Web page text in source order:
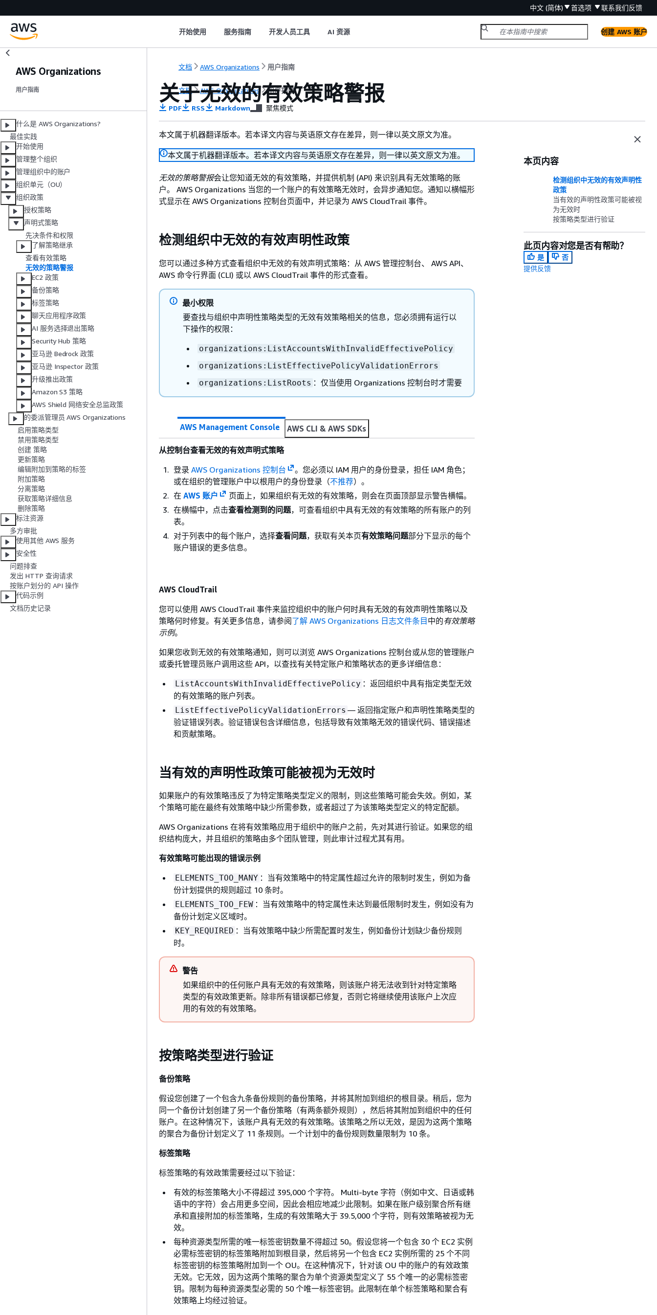
中文 (简体) 首选项 联系我们反馈
开始使用 服务指南 开发人员工具 AI 资源 创建 AWS 账户
AWS Organizations
用户指南
什么是 AWS Organizations?
最佳实践
开始使用
管理整个组织
管理组织中的账户
组织单元（OU）
组织政策
授权策略
声明式策略
先决条件和权限
了解策略继承
查看有效策略
无效的策略警报
EC2 政策
备份策略
标签策略
聊天应用程序政策
AI 服务选择退出策略
Security Hub 策略
亚马逊 Bedrock 政策
亚马逊 Inspector 政策
升级推出政策
Amazon S3 策略
AWS Shield 网络安全总监政策
的委派管理员 AWS Organizations
启用策略类型
禁用策略类型
创建 策略
更新策略
编辑附加到策略的标签
附加策略
分离策略
获取策略详细信息
删除策略
标注资源
多方审批
使用其他 AWS 服务
安全性
问题排查
发出 HTTP 查询请求
按账户划分的 API 操作
代码示例
文档历史记录
文档 AWS Organizations 用户指南
文档 AWS Organizations 用户指南
关于无效的有效策略警报
PDF RSS Markdown 聚焦模式
本文属于机器翻译版本。若本译文内容与英语原文存在差异，则一律以英文原文为准。
本文属于机器翻译版本。若本译文内容与英语原文存在差异，则一律以英文原文为准。
无效的策略警报会让您知道无效的有效策略，并提供机制 (API) 来识别具有无效策略的账
户。 AWS Organizations 当您的一个账户的有效策略无效时，会异步通知您。通知以横幅形
式显示在 AWS Organizations 控制台页面中，并记录为 AWS CloudTrail 事件。
检测组织中无效的有效声明性政策
您可以通过多种方式查看组织中无效的有效声明式策略：从 AWS 管理控制台、 AWS API、
AWS 命令行界面 (CLI) 或以 AWS CloudTrail 事件的形式查看。
最小权限
要查找与组织中声明性策略类型的无效有效策略相关的信息，您必须拥有运行以
下操作的权限：
organizations:ListAccountsWithInvalidEffectivePolicy
organizations:ListEffectivePolicyValidationErrors
organizations:ListRoots ：仅当使用 Organizations 控制台时才需要
AWS Management Console AWS CLI & AWS SDKs
从控制台查看无效的有效声明式策略
登录 AWS Organizations 控制台
。您必须以 IAM 用户的身份登录，担任 IAM 角色；
或在组织的管理账户中以根用户的身份登录（不推荐）。
在 AWS 账户
页面上，如果组织有无效的有效策略，则会在页面顶部显示警告横幅。
在横幅中，点击查看检测到的问题，可查看组织中具有无效的有效策略的所有账户的列
表。
对于列表中的每个账户，选择查看问题，获取有关本页有效策略问题部分下显示的每个
账户错误的更多信息。
AWS CloudTrail
您可以使用 AWS CloudTrail 事件来监控组织中的账户何时具有无效的有效声明性策略以及
策略何时修复。有关更多信息，请参阅了解 AWS Organizations 日志文件条目中的有效策略
示例。
如果您收到无效的有效策略通知，则可以浏览 AWS Organizations 控制台或从您的管理账户
或委托管理员账户调用这些 API，以查找有关特定账户和策略状态的更多详细信息：
ListAccountsWithInvalidEffectivePolicy ：返回组织中具有指定类型无效
的有效策略的账户列表。
ListEffectivePolicyValidationErrors — 返回指定账户和声明性策略类型的
验证错误列表。验证错误包含详细信息，包括导致有效策略无效的错误代码、错误描述
和贡献策略。
当有效的声明性政策可能被视为无效时
如果账户的有效策略违反了为特定策略类型定义的限制，则这些策略可能会失效。例如，某
个策略可能在最终有效策略中缺少所需参数，或者超过了为该策略类型定义的特定配额。
AWS Organizations 在将有效策略应用于组织中的账户之前，先对其进行验证。如果您的组
织结构庞大，并且组织的策略由多个团队管理，则此审计过程尤其有用。
有效策略可能出现的错误示例
ELEMENTS_TOO_MANY ：当有效策略中的特定属性超过允许的限制时发生，例如为备
份计划提供的规则超过 10 条时。
ELEMENTS_TOO_FEW ：当有效策略中的特定属性未达到最低限制时发生，例如没有为
备份计划定义区域时。
KEY_REQUIRED ：当有效策略中缺少所需配置时发生，例如备份计划缺少备份规则
时。
警告
如果组织中的任何账户具有无效的有效策略，则该账户将无法收到针对特定策略
类型的有效政策更新。除非所有错误都已修复，否则它将继续使用该账户上次应
用的有效的有效策略。
按策略类型进行验证
备份策略
假设您创建了一个包含九条备份规则的备份策略，并将其附加到组织的根目录。稍后，您为
同一个备份计划创建了另一个备份策略（有两条额外规则），然后将其附加到组织中的任何
账户。在这种情况下，该账户具有无效的有效策略。该策略之所以无效，是因为这两个策略
的聚合为备份计划定义了 11 条规则。一个计划中的备份规则数量限制为 10 条。
标签策略
标签策略的有效政策需要经过以下验证：
有效的标签策略大小不得超过 395,000 个字符。 Multi-byte 字符（例如中文、日语或韩
语中的字符）会占用更多空间，因此会相应地减少此限制。如果在账户级别聚合所有继
承和直接附加的标签策略，生成的有效策略大于 39.5,000 个字符，则有效策略被视为无
效。
每种资源类型所需的唯一标签密钥数量不得超过 50。假设您将一个包含 30 个 EC2 实例
必需标签密钥的标签策略附加到根目录，然后将另一个包含 EC2 实例所需的 25 个不同
标签密钥的标签策略附加到一个 OU。在这种情况下，针对该 OU 中的账户的有效政策
无效。它无效，因为这两个策略的聚合为单个资源类型定义了 55 个唯一的必需标签密
钥。限制为每种资源类型必需的 50 个唯一标签密钥。此限制在单个标签策略和聚合有
效策略上均经过验证。
本页内容
检测组织中无效的有效声明性
政策
当有效的声明性政策可能被视
为无效时
按策略类型进行验证
此页内容对您是否有帮助？
是
否
提供反馈